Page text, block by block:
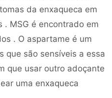
da enxaqueca em
. MSG é encontrado em
. O aspartame é um
que são sensíveis a essa
que usar outro adoçante
uma enxaqueca